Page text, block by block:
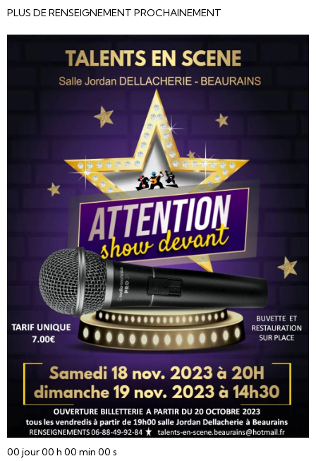
PLUS DE RENSEIGNEMENT PROCHAINEMENT
00 jour00 h 00 min 00 s